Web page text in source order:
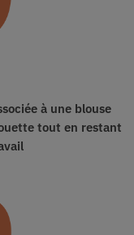
à une blouse
tout en restant